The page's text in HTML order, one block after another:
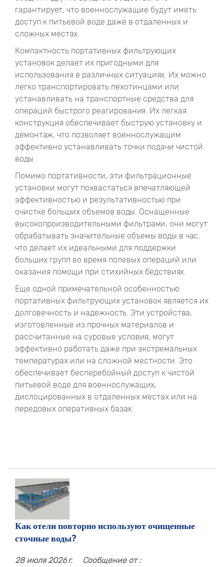
гарантирует, что военнослужащие будут иметь
доступ к питьевой воде даже в отдаленных и
сложных местах.
Компактность портативных фильтрующих
установок делает их пригодными для
использования в различных ситуациях. Их можно
легко транспортировать пехотинцами или
устанавливать на транспортные средства для
операций быстрого реагирования. Их легкая
конструкция обеспечивает быструю установку и
демонтаж, что позволяет военнослужащим
эффективно устанавливать точки подачи чистой
воды.
Помимо портативности, эти фильтрационные
установки могут похвастаться впечатляющей
эффективностью и результативностью при
очистке больших объемов воды. Оснащенные
высокопроизводительными фильтрами, они могут
обрабатывать значительные объемы воды в час,
что делает их идеальными для поддержки
больших групп во время полевых операций или
оказания помощи при стихийных бедствиях.
Еще одной примечательной особенностью
портативных фильтрующих установок является их
долговечность и надежность. Эти устройства,
изготовленные из прочных материалов и
рассчитанные на суровые условия, могут
эффективно работать даже при экстремальных
температурах или на сложной местности. Это
обеспечивает бесперебойный доступ к чистой
питьевой воде для военнослужащих,
дислоцированных в отдаленных местах или на
передовых оперативных базах.
Как отели повторно используют очищенные
сточные воды?
28 июля 2026 г. Сообщение от :